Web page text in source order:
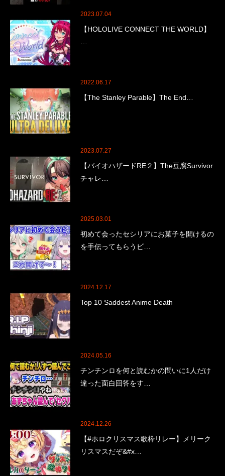
2023.07.04
【HOLOLIVE CONNECT THE WORLD】
…
2022.06.17
【The Stanley Parable】The End…
2023.07.27
【バイオハザードRE２】The豆腐Survivor
チャレ…
2025.03.01
初めて会ったセシリアにお菓子を開けるの
を手伝ってもらうビ…
2024.12.17
Top 10 Saddest Anime Death
2024.05.16
チンチンロを何と読むかの問いに1人だけ
違った面白回答をす…
2024.12.26
【#ホロクリスマス歌枠リレー】メリーク
リスマスだぞ&#x…